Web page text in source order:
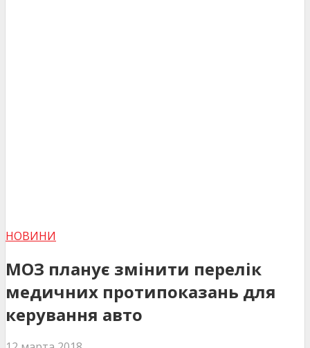
НОВИНИ
МОЗ планує змінити перелік
медичних протипоказань для
керування авто